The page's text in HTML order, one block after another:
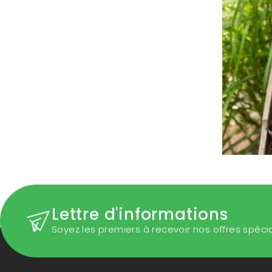
Lettre d'informations
Soyez les premiers à recevoir nos offres